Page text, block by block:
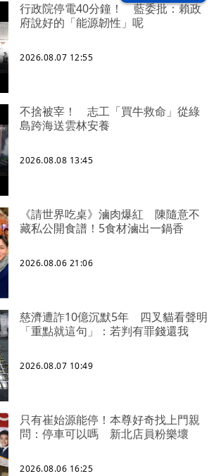
行政院停電40分鐘！ 藍委批：賴政
府說好的「能源韌性」呢
2026.08.07 12:55
不捨被宰！ 志工「買牛救命」從綠
島跨海送雲林安養
2026.08.08 13:45
《請世界吃桌》滷肉爆紅 陳隨意不
藏私公開食譜！5食材滷出一鍋香
2026.08.06 21:06
慈濟遭詐10億沉默5年 四叉貓看聲明
「重點就這句」：若判有罪錢還我
2026.08.07 10:49
只有崔始源能停！本尊好奇找上門親
問：停車可以嗎 新北店員粉樂壞
2026.08.06 16:25